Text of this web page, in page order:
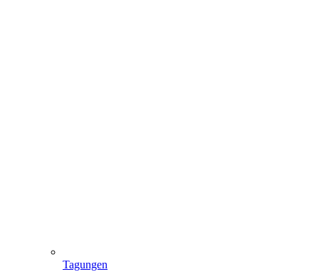
Tagungen